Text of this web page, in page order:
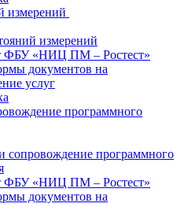
измерений
измерений
ФБУ «НИЦ ПМ – Ростест»
документов на
услуг
программного
сопровождение программного
ФБУ «НИЦ ПМ – Ростест»
документов на